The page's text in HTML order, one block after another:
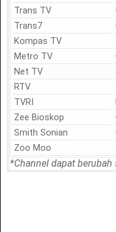
Trans TV
Trans7
Kompas TV
Metro TV
Net TV
RTV
TVRI
Zee Bioskop
Smith Sonian
Zoo Moo
*Channel dapat berubah